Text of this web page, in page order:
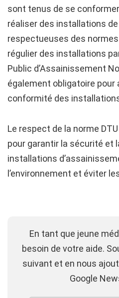
sont tenus de se
réaliser des installations
respectueuses des
régulier des installations
Public d’Assainissement
également obligatoire
conformité des
Le respect de la norme
pour garantir la sécurité et
installations
l’environnement et éviter
En tant que jeune
besoin de votre aide.
suivant et en nous
Google